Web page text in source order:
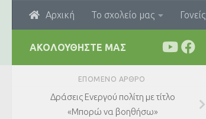
Skip to content
Αρχική Το σχολείο μας Γονείς
ΑΚΟΛΟΥΘΉΣΤΕ ΜΑΣ
ΕΠΌΜΕΝΟ ΆΡΘΡΟ
Δράσεις Ενεργού πολίτη με τίτλο
«Μπορώ να βοηθήσω»